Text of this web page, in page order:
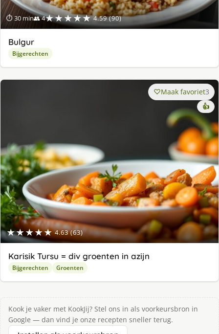
⏱ 30 min👥 4★★★★★ 4.59 (90)
Bulgur
Bijgerechten
★★★★★ 4.63 (63)
Maak favoriet3
👍
Karisik Tursu = div groenten in azijn
Bijgerechten Groenten
Kook je vaker met KookJij? Stel ons in als voorkeursbron in
Google — dan vind je onze recepten sneller terug.